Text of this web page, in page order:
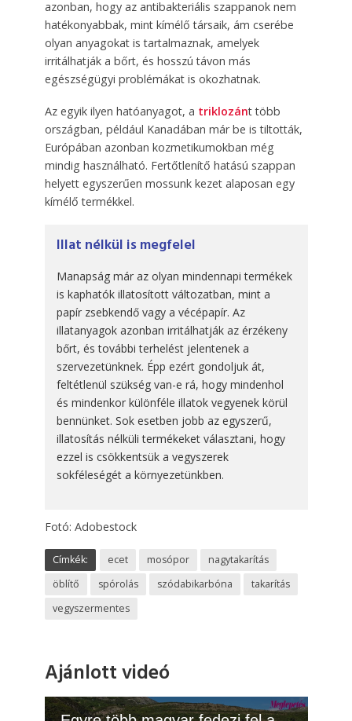
azonban, hogy az antibakteriális szappanok nem
hatékonyabbak, mint kímélő társaik, ám cserébe
olyan anyagokat is tartalmaznak, amelyek
irritálhatják a bőrt, és hosszú távon más
egészségügyi problémákat is okozhatnak.
Az egyik ilyen hatóanyagot, a triklozánt több
országban, például Kanadában már be is tiltották,
Európában azonban kozmetikumokban még
mindig használható. Fertőtlenítő hatású szappan
helyett egyszerűen mossunk kezet alaposan egy
kímélő termékkel.
Illat nélkül is megfelel
Manapság már az olyan mindennapi termékek
is kaphatók illatosított változatban, mint a
papír zsebkendő vagy a vécépapír. Az
illatanyagok azonban irritálhatják az érzékeny
bőrt, és további terhelést jelentenek a
szervezetünknek. Épp ezért gondoljuk át,
feltétlenül szükség van-e rá, hogy mindenhol
és mindenkor különféle illatok vegyenek körül
bennünket. Sok esetben jobb az egyszerű,
illatosítás nélküli termékeket választani, hogy
ezzel is csökkentsük a vegyszerek
sokféleségét a környezetünkben.
Fotó: Adobestock
Címkék: ecet mosópor
nagytakarítás
öblítő
spórolás szódabikarbóna
takarítás
vegyszermentes
Ajánlott videó